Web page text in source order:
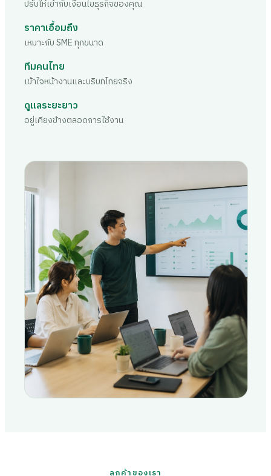
ปรับให้เข้ากับเงื่อนไขธุรกิจของคุณ
ราคาเอื้อมถึง
เหมาะกับ SME ทุกขนาด
ทีมคนไทย
เข้าใจหน้างานและบริบทไทยจริง
ดูแลระยะยาว
อยู่เคียงข้างตลอดการใช้งาน
ลูกค้าของเรา